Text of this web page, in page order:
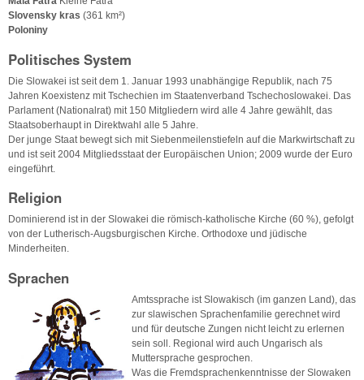
Slovensky kras (361 km²)
Poloniny
Politisches System
Die Slowakei ist seit dem 1. Januar 1993 unabhängige Republik, nach 75
Jahren Koexistenz mit Tschechien im Staatenverband Tschechoslowakei. Das
Parlament (Nationalrat) mit 150 Mitgliedern wird alle 4 Jahre gewählt, das
Staatsoberhaupt in Direktwahl alle 5 Jahre.
Der junge Staat bewegt sich mit Siebenmeilenstiefeln auf die Markwirtschaft zu
und ist seit 2004 Mitgliedsstaat der Europäischen Union; 2009 wurde der Euro
eingeführt.
Religion
Dominierend ist in der Slowakei die römisch-katholische Kirche (60 %), gefolgt
von der Lutherisch-Augsburgischen Kirche. Orthodoxe und jüdische
Minderheiten.
Sprachen
Amtssprache ist Slowakisch (im ganzen Land), das
zur slawischen Sprachenfamilie gerechnet wird
und für deutsche Zungen nicht leicht zu erlernen
sein soll. Regional wird auch Ungarisch als
Muttersprache gesprochen.
Was die Fremdsprachenkenntnisse der Slowaken